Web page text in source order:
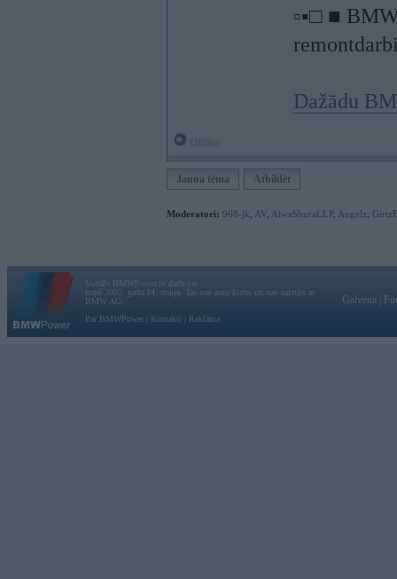
▫▪□ ■
Dažādu
Jauna tēma Atbildēt
Moderatori: 968-jk AV AiwaShuraLLP, Angelz
Vortāls BMWPower.lv darbojas
kopš 2002. gada 14. maija. Tas nav auto klubs un nav saistīts ar
BMW AG.
Par BMWPower
Kontakti Reklāma
Galvena